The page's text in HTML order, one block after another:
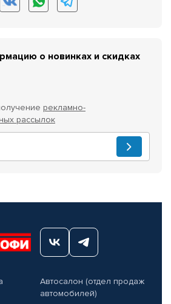
о новинках и скидках
рекламно-
рассылок
Автосалон (отдел продаж
автомобилей)